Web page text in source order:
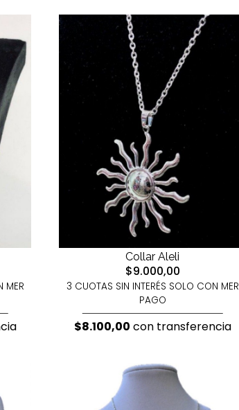
MER
Collar Aleli
$9.000,00
3 CUOTAS SIN INTERÉS SOLO CON MER
PAGO
$8.100,00 con transferencia